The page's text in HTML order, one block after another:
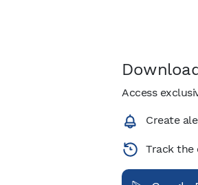
Access
Create
Track the